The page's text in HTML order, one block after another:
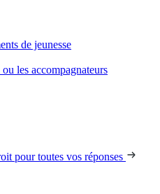
de jeunesse
les accompagnateurs
pour toutes vos réponses